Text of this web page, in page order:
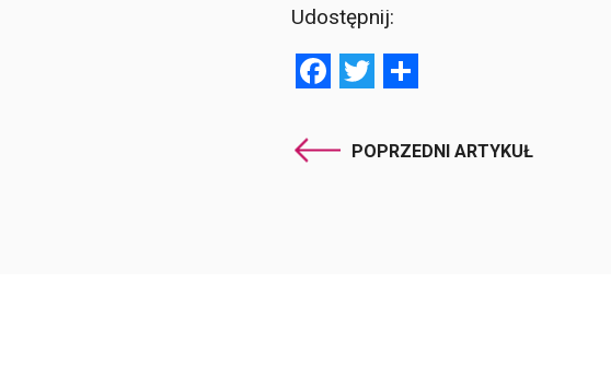
Udostępnij:
Facebook
Twitter
POPRZEDNI ARTYKUŁ